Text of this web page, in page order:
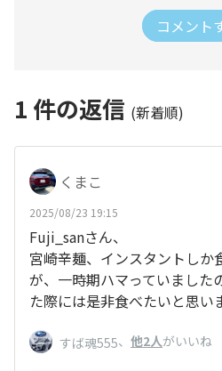
コメント
1 件の返信 (新着順)
くまこ
2025/08/23 19:15
Fuji_sanさん、
宮崎辛麺、インスタントしか
が、一時期ハマっていました
た際には是非食べたいと思い
すば魂555、 他2人がいいね